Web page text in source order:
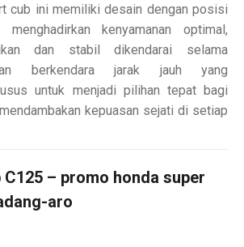
cub ini memiliki desain dengan posisi
menghadirkan kenyamanan optimal,
dan stabil dikendarai selama
berkendara jarak jauh yang
untuk menjadi pilihan tepat bagi
kepuasan sejati di setiap
C125 – promo honda super
aro